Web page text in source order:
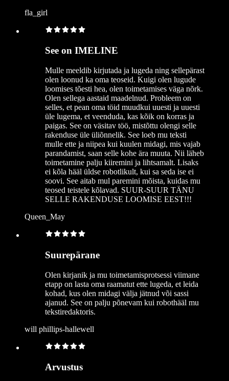
fla_girl
See on IMELINE
Mulle meeldib kirjutada ja lugeda ning sellepärast
olen loonud ka oma teoseid. Kuigi olen lugude
loomises tõesti hea, olen toimetamises väga nõrk.
Olen sellega aastaid maadelnud. Probleem on
selles, et pean oma töid muudkui uuesti ja uuesti
üle lugema, et veenduda, kas kõik on korras ja
paigas. See on väsitav töö, mistõttu olengi selle
rakenduse üle üliõnnelik. See loeb mu teksti
mulle ette ja niipea kui kuulen midagi, mis vajab
parandamist, saan selle kohe ära muuta. Nii läheb
toimetamine palju kiiremini ja lihtsamalt. Lisaks
ei kõla hääl üldse robotlikult, kui sa seda ise ei
soovi. See aitab mul paremini mõista, kuidas mu
teosed teistele kõlavad. SUUR-SUUR TÄNU
SELLE RAKENDUSE LOOMISE EEST!!!
Queen_May
Suurepärane
Olen kirjanik ja mu toimetamisprotsessi viimane
etapp on lasta oma raamatut ette lugeda, et leida
kohad, kus olen midagi välja jätnud või sassi
ajanud. See on palju põnevam kui robothääl mu
tekstiredaktoris.
will phillips-hallewell
Arvustus